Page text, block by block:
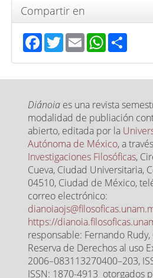
Compartir en
Facebook
TwitterEmailWhatsApp
Share
Diánoia es una revista
modalidad de publiación
abierto, editada por la
Autónoma de México, a
Investigaciones Filosóficas,
Cueva, Ciudad Universitaria,
04510, Ciudad de México,
correo electrónico:
https://
responsable: Fernando
Reserva de Derechos al uso
2006–083113270400–203,
ISSN: 1870-4913 otorgados